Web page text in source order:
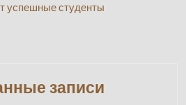
успешные студенты
записи